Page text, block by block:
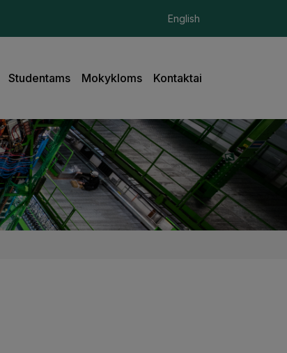
English
Studentams Mokykloms Kontaktai